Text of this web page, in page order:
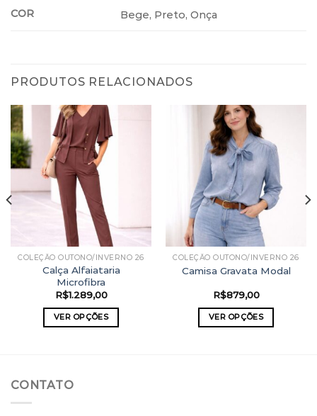
COR Bege, Preto, Onça
PRODUTOS RELACIONADOS
COLEÇÃO OUTONO/INVERNO 26
Calça Alfaiataria
Microfibra
R$1.289,00
VER OPÇÕES
COLEÇÃO OUTONO/INVERNO 26
Camisa Gravata Modal
R$879,00
VER OPÇÕES
CONTATO